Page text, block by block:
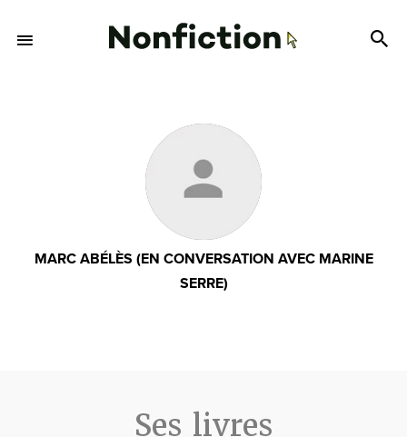
MARC ABÉLÈS (EN CONVERSATION AVEC MARINE
SERRE)
Ses livres